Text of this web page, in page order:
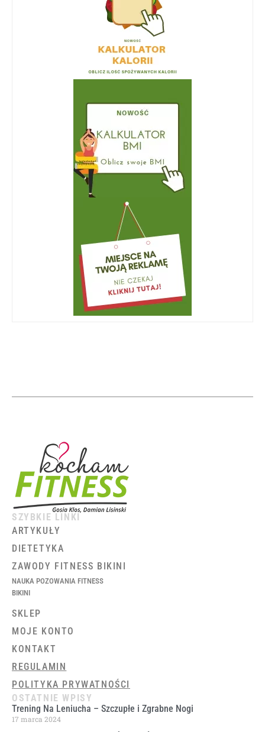
SZYBKIE LINKI
ARTYKUŁY
DIETETYKA
ZAWODY FITNESS BIKINI
NAUKA POZOWANIA FITNESS
BIKINI
SKLEP
MOJE KONTO
KONTAKT
REGULAMIN
POLITYKA PRYWATNOŚCI
OSTATNIE WPISY
Trening Na Leniucha – Szczupłe i Zgrabne Nogi
17 marca 2024